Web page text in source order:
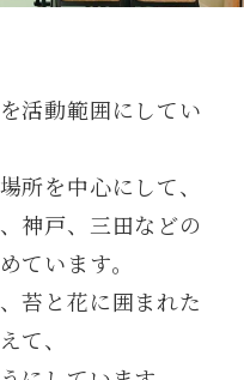
活動範囲にしてい
所を中心にして、
神戸、三田などの
ています。
苔と花に囲まれた
て、